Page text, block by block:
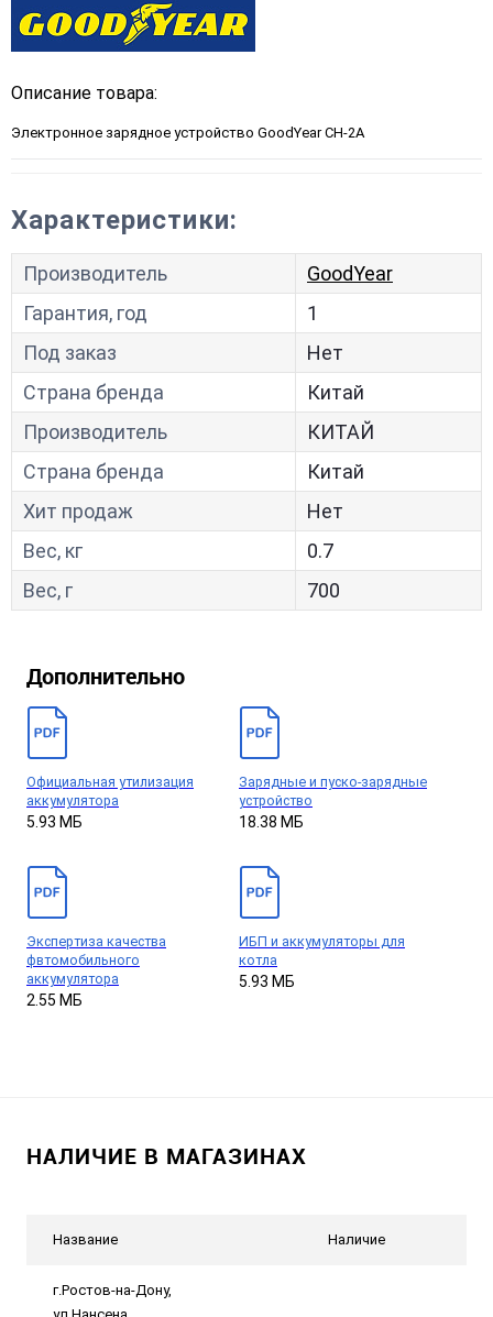
Описание товара:
Электронное зарядное устройство GoodYear CH-2A
Характеристики:
Производитель
GoodYear
Гарантия, год
1
Под заказ
Нет
Страна бренда
Китай
Производитель
КИТАЙ
Страна бренда
Китай
Хит продаж
Нет
Вес, кг
0.7
Вес, г
700
Дополнительно
Официальная утилизация
аккумулятора
5.93 МБ
Зарядные и пуско-зарядные
устройство
18.38 МБ
Экспертиза качества
фвтомобильного
аккумулятора
2.55 МБ
ИБП и аккумуляторы для
котла
5.93 МБ
НАЛИЧИЕ В МАГАЗИНАХ
Название Наличие
г.Ростов-на-Дону,